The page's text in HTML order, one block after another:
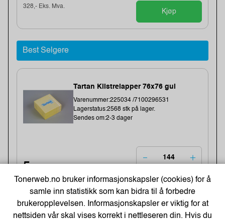
328,- Eks. Mva.
Kjøp
Best Selgere
Tartan Klistrelapper 76x76 gul
Varenummer:225034 /7100296531
Lagerstatus:2568 stk på lager.
Sendes om:2-3 dager
5,-
4,- Eks. Mva.
Kjøp
Tonerweb.no bruker informasjonskapsler (cookies) for å
samle inn statistikk som kan bidra til å forbedre
brukeropplevelsen. Informasjonskapsler er viktig for at
nettsiden vår skal vises korrekt i nettleseren din. Hvis du